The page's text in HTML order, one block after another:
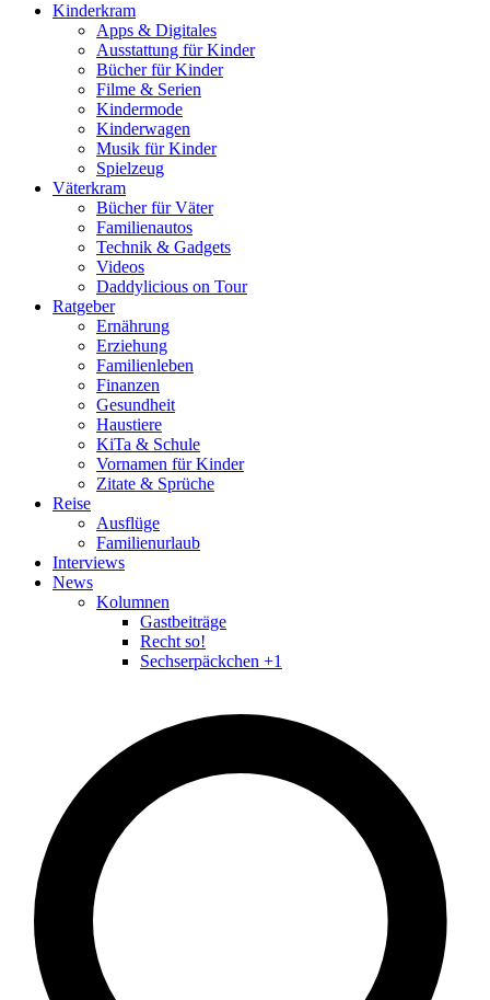
Kinderkram
Apps & Digitales
Ausstattung für Kinder
Bücher für Kinder
Filme & Serien
Kindermode
Kinderwagen
Musik für Kinder
Spielzeug
Väterkram
Bücher für Väter
Familienautos
Technik & Gadgets
Videos
Daddylicious on Tour
Ratgeber
Ernährung
Erziehung
Familienleben
Finanzen
Gesundheit
Haustiere
KiTa & Schule
Vornamen für Kinder
Zitate & Sprüche
Reise
Ausflüge
Familienurlaub
Interviews
News
Kolumnen
Gastbeiträge
Recht so!
Sechserpäckchen +1